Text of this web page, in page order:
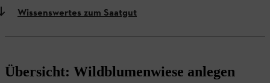
Wissenswertes zum Saatgut
Übersicht: Wildblumenwiese anlegen